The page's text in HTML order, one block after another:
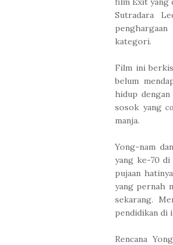
Sutradara
kategori.
Film ini
belum
hidup
sosok yang
manja.
Yong-nam
yang ke-70 di
pujaan
yang pernah
sekarang.
pendidikan di
Rencana